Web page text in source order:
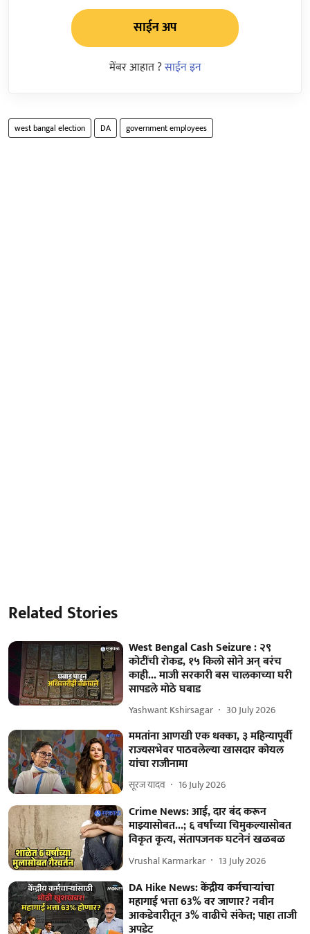
साईन अप
मेंबर आहात ?साईन इन
west bangal election DA government employees
Related Stories
West Bengal Cash Seizure : २९
कोटींची रोकड, १५ किलो सोने अन् बरंच
काही... माजी सरकारी बस चालकाच्या घरी
सापडले मोठे घबाड
Yashwant Kshirsagar 30 July 2026
ममतांना आणखी एक धक्का, ३ महिन्यापूर्वी
राज्यसभेवर पाठवलेल्या खासदार कोयल
यांचा राजीनामा
सूरज यादव 16 July 2026
Crime News: आई, दार बंद करून
माझ्यासोबत...; ६ वर्षांच्या चिमुकल्यासोबत
विकृत कृत्य, संतापजनक घटनेनं खळबळ
Vrushal Karmarkar 13 July 2026
DA Hike News: केंद्रीय कर्मचाऱ्यांचा
महागाई भत्ता 63% वर जाणार? नवीन
आकडेवारीतून 3% वाढीचे संकेत; पाहा ताजी
अपडेट